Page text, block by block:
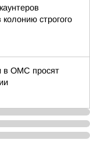
строгого
в ОМС просят